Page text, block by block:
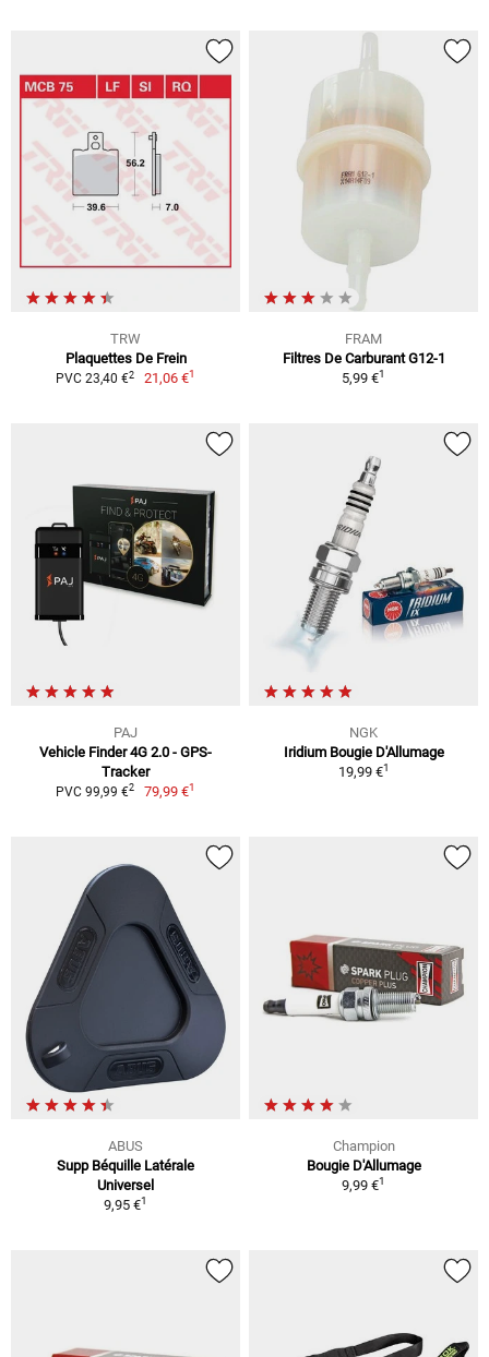
TRW
Plaquettes De Frein
PVC 23,40 €2 21,06 €1
FRAM
Filtres De Carburant G12-1
5,99 €1
PAJ
Vehicle Finder 4G 2.0 - GPS-
Tracker
PVC 99,99 €2 79,99 €1
NGK
Iridium Bougie D'Allumage
19,99 €1
ABUS
Supp Béquille Latérale
Universel
9,95 €1
Champion
Bougie D'Allumage
9,99 €1